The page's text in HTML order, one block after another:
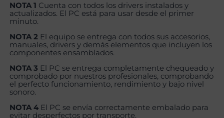
NOTA 1 Cuenta con todos los drivers instalados y
actualizados. El PC está para usar desde el primer
minuto.
NOTA 2 El equipo se entrega con todos sus accesorios,
manuales, drivers y demás elementos que incluyen los
componentes ensamblados.
NOTA 3 El PC se entrega completamente chequeado y
comprobado por nuestros profesionales, comprobando
el perfecto funcionamiento, rendimiento y bajo nivel
sonoro.
NOTA 4 El PC se envía correctamente embalado para
evitar desperfectos por transporte.